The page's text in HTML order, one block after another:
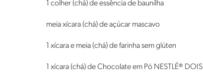
1 colher (chá) de essência de baunilha
meia xícara (chá) de açúcar mascavo
1 xícara e meia (chá) de farinha sem glúten
1 xícara (chá) de Chocolate em Pó NESTLÉ®